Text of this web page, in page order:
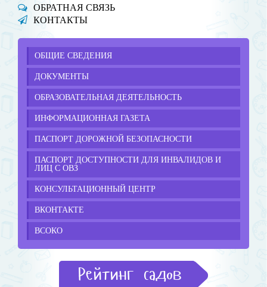
ОБРАТНАЯ СВЯЗЬ
КОНТАКТЫ
ОБЩИЕ СВЕДЕНИЯ
ДОКУМЕНТЫ
ОБРАЗОВАТЕЛЬНАЯ ДЕЯТЕЛЬНОСТЬ
ИНФОРМАЦИОННАЯ ГАЗЕТА
ПАСПОРТ ДОРОЖНОЙ БЕЗОПАСНОСТИ
ПАСПОРТ ДОСТУПНОСТИ ДЛЯ ИНВАЛИДОВ И
ЛИЦ С ОВЗ
КОНСУЛЬТАЦИОННЫЙ ЦЕНТР
ВКОНТАКТЕ
ВСОКО
Рейтинг садов